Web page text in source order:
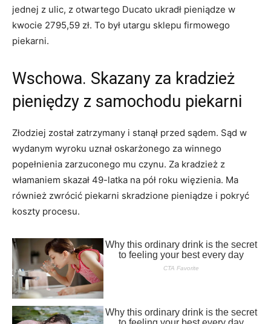
jednej z ulic, z otwartego Ducato ukradł pieniądze w
kwocie 2795,59 zł. To był utargu sklepu firmowego
piekarni.
Wschowa. Skazany za kradzież
pieniędzy z samochodu piekarni
Złodziej został zatrzymany i stanął przed sądem. Sąd w
wydanym wyroku uznał oskarżonego za winnego
popełnienia zarzuconego mu czynu. Za kradzież z
włamaniem skazał 49-latka na pół roku więzienia. Ma
również zwrócić piekarni skradzione pieniądze i pokryć
koszty procesu.